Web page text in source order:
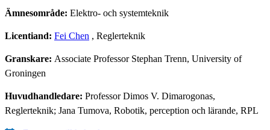
Ämnesområde: Elektro- och systemteknik
Licentiand: Fei Chen , Reglerteknik
Granskare: Associate Professor Stephan Trenn, University of
Groningen
Huvudhandledare: Professor Dimos V. Dimarogonas,
Reglerteknik; Jana Tumova, Robotik, perception och lärande, RPL